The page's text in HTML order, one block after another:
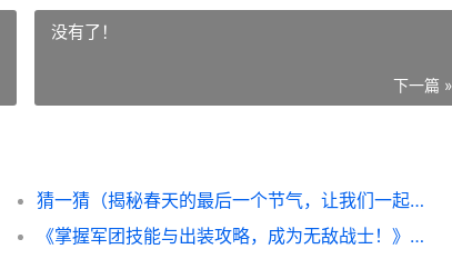
没有了！
下一篇 »
猜一猜（揭秘春天的最后一个节气，让我们一起来猜猜看！）
《掌握军团技能与出装攻略，成为无敌战士！》（打造最强战力，畅享游戏快感，）